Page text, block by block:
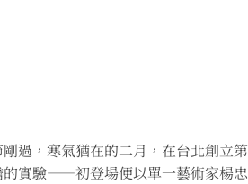
剛過，寒氣猶在的二月，在台北創立
的實驗——初登場便以單一藝術家楊